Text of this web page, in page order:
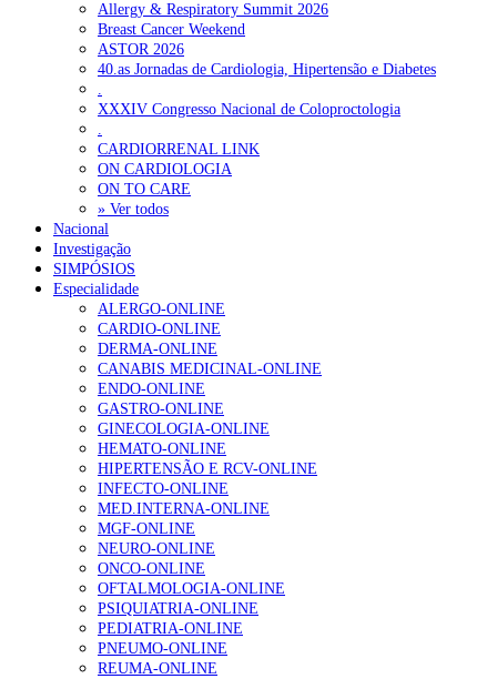
Allergy & Respiratory Summit 2026
Breast Cancer Weekend
ASTOR 2026
40.as Jornadas de Cardiologia, Hipertensão e Diabetes
.
XXXIV Congresso Nacional de Coloproctologia
.
CARDIORRENAL LINK
ON CARDIOLOGIA
ON TO CARE
» Ver todos
Nacional
Investigação
SIMPÓSIOS
Especialidade
ALERGO-ONLINE
CARDIO-ONLINE
DERMA-ONLINE
CANABIS MEDICINAL-ONLINE
ENDO-ONLINE
GASTRO-ONLINE
GINECOLOGIA-ONLINE
HEMATO-ONLINE
HIPERTENSÃO E RCV-ONLINE
INFECTO-ONLINE
MED.INTERNA-ONLINE
MGF-ONLINE
NEURO-ONLINE
ONCO-ONLINE
OFTALMOLOGIA-ONLINE
PSIQUIATRIA-ONLINE
PEDIATRIA-ONLINE
PNEUMO-ONLINE
REUMA-ONLINE